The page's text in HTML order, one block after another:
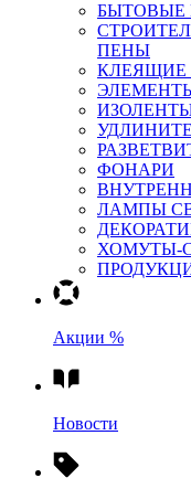
БЫТОВЫЕ
ПЕНЫ
КЛЕЯЩИЕ
ФОНАРИ
ЛАМПЫ
ХОМУТЫ-
Акции %
Новости